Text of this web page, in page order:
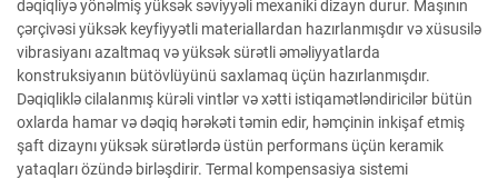
dəqiqliyə yönəlmiş yüksək səviyyəli mexaniki dizayn durur. Maşının
çərçivəsi yüksək keyfiyyətli materiallardan hazırlanmışdır və xüsusilə
vibrasiyanı azaltmaq və yüksək sürətli əməliyyatlarda
konstruksiyanın bütövlüyünü saxlamaq üçün hazırlanmışdır.
Dəqiqliklə cilalanmış kürəli vintlər və xətti istiqamətləndiricilər bütün
oxlarda hamar və dəqiq hərəkəti təmin edir, həmçinin inkişaf etmiş
şaft dizaynı yüksək sürətlərdə üstün performans üçün keramik
yataqları özündə birləşdirir. Termal kompensasiya sistemi